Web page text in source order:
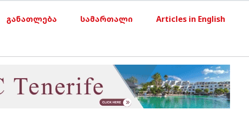
განათლება სამართალი Articles in English